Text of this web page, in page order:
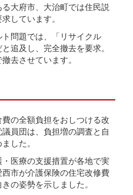
大府市、大治町では住民説
しています。
問題では、「リサイクル
追及し、完全撤去を要求。
去させています。
の全額負担をおしつける改
員団は、負担増の調査と自
した。
医療の支援措置が各地で実
市が介護保険の住宅改修費
の姿勢を示しました。